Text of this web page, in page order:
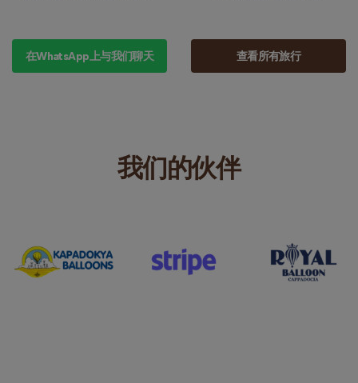
在WhatsApp上与我们聊天 查看所有旅行
我们的伙伴